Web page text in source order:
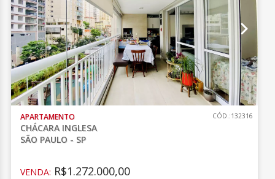
APARTAMENTO
CHÁCARA INGLESA
SÃO PAULO - SP
CÓD.:132316
VENDA: R$1.272.000,00